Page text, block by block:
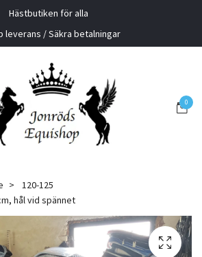
Hästbutiken för alla
leverans / Säkra betalningar
0
120-125
hål vid spännet